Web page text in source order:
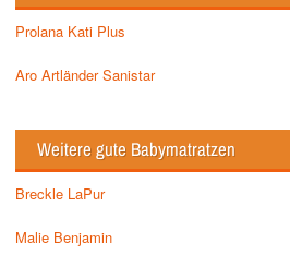
Prolana Kati Plus
Aro Artländer Sanistar
Weitere gute Babymatratzen
Breckle LaPur
Malie Benjamin